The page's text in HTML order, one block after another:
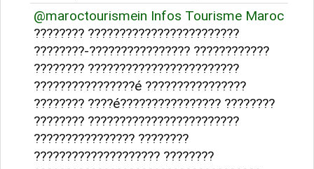
@maroctourismein Infos Tourisme Maroc
???????? ????????????????????????
????????-???????????????? ????????????
???????? ????????????????????????
????????????????é ????????????????
???????? ????é???????????????? ????????
???????? ????????????????????????
???????????????? ????????
???????????????????? ????????